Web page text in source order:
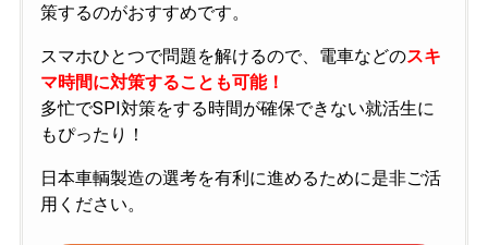
策するのがおすすめです。
スマホひとつで問題を解けるので、電車などのスキ
マ時間に対策することも可能！
多忙でSPI対策をする時間が確保できない就活生に
もぴったり！
日本車輌製造の選考を有利に進めるために是非ご活
用ください。